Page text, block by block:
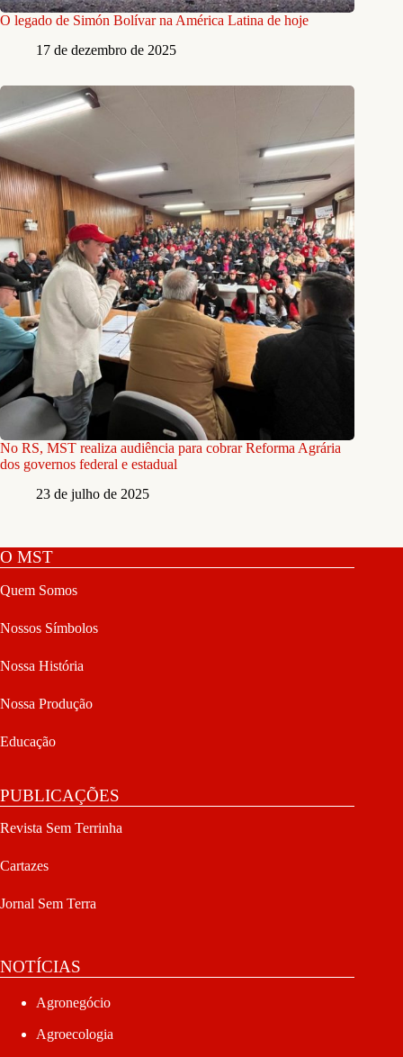
O legado de Simón Bolívar na América Latina de hoje
17 de dezembro de 2025
No RS, MST realiza audiência para cobrar Reforma Agrária
dos governos federal e estadual
23 de julho de 2025
O MST
Quem Somos
Nossos Símbolos
Nossa História
Nossa Produção
Educação
PUBLICAÇÕES
Revista Sem Terrinha
Cartazes
Jornal Sem Terra
NOTÍCIAS
Agronegócio
Agroecologia